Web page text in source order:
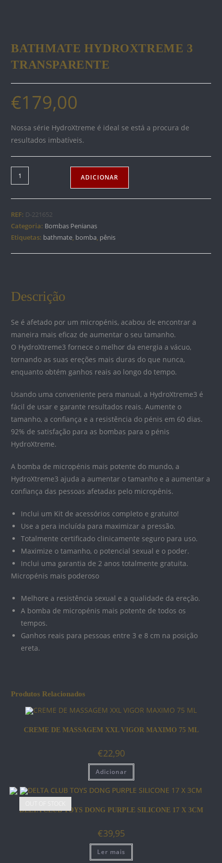
BATHMATE HYDROXTREME 3
TRANSPARENTE
€179,00
Nossa série HydroXtreme é ideal se está a procura de
resultados imbatíveis.
Quantidade
de
BATHMATE
3
TRANSPARENTE
ADICIONAR
REF: D-221652
Categoria: Bombas Penianas
Etiquetas: bathmate, bomba, pênis
Descrição
Se é afetado por um micropénis, acabou de encontrar a
maneira mais eficaz de aumentar o seu tamanho.
O HydroXtreme3 ​​fornece o melhor da energia a vácuo,
tornando as suas ereções mais duras do que nunca,
enquanto obtém ganhos reais ao longo do tempo.
Usando uma conveniente pera manual, a HydroXtreme3 ​​é
fácil de usar e garante resultados reais. Aumente o
tamanho, a confiança e a resistência do pénis em 60 dias.
92% de satisfação para as bombas para o pénis
HydroXtreme.
A bomba de micropénis mais potente do mundo, a
HydroXtreme3 ajuda a aumentar o tamanho e a aumentar a
confiança das pessoas afetadas pelo micropênis.
Inclui um Kit de acessórios completo e gratuito!
Use a pera incluída para maximizar a pressão.
Totalmente certificado clinicamente seguro para uso.
Maximize o tamanho, o potencial sexual e o poder.
Inclui uma garantia de 2 anos totalmente gratuita.
Micropénis mais poderoso
Melhore a resistência sexual e a qualidade da ereção.
A bomba de micropénis mais potente de todos os
tempos.
Ganhos reais para pessoas entre 3 e 8 cm na posição
ereta.
Produtos Relacionados
CREME DE MASSAGEM XXL VIGOR MAXIMO 75 ML
€22,90
Adicionar
DELTA CLUB TOYS DONG PURPLE SILICONE 17 X 3CM
€39,95
Ler mais